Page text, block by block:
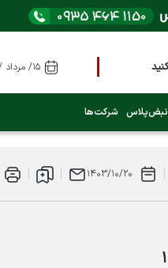
نبض‌پلاس شرکت‌ها
۱۴۰۳/۱۰/۲۰